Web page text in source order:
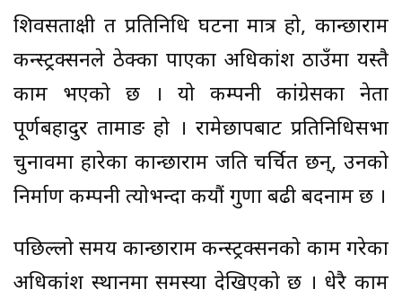
शिवसताक्षी त प्रतिनिधि घटना मात्र हो, कान्छाराम
कन्स्ट्रक्सनले ठेक्का पाएका अधिकांश ठाउँमा यस्तै
काम भएको छ । यो कम्पनी कांग्रेसका नेता
पूर्णबहादुर तामाङ हो । रामेछापबाट प्रतिनिधिसभा
चुनावमा हारेका कान्छाराम जति चर्चित छन्, उनको
निर्माण कम्पनी त्योभन्दा कयौं गुणा बढी बदनाम छ ।
पछिल्लो समय कान्छाराम कन्स्ट्रक्सनको काम गरेका
अधिकांश स्थानमा समस्या देखिएको छ । धेरै काम